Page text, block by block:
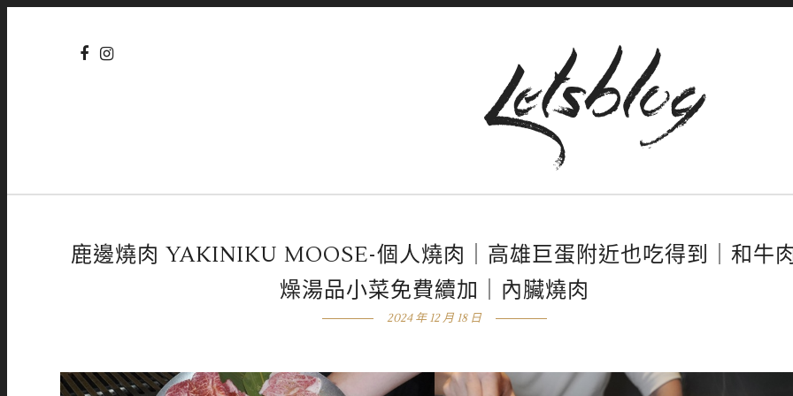
鹿邊燒肉 YAKINIKU MOOSE-個人燒肉｜高雄巨蛋附近也吃得到｜和牛
燥湯品小菜免費續加｜內臟燒肉
2024 年 12 月 18 日